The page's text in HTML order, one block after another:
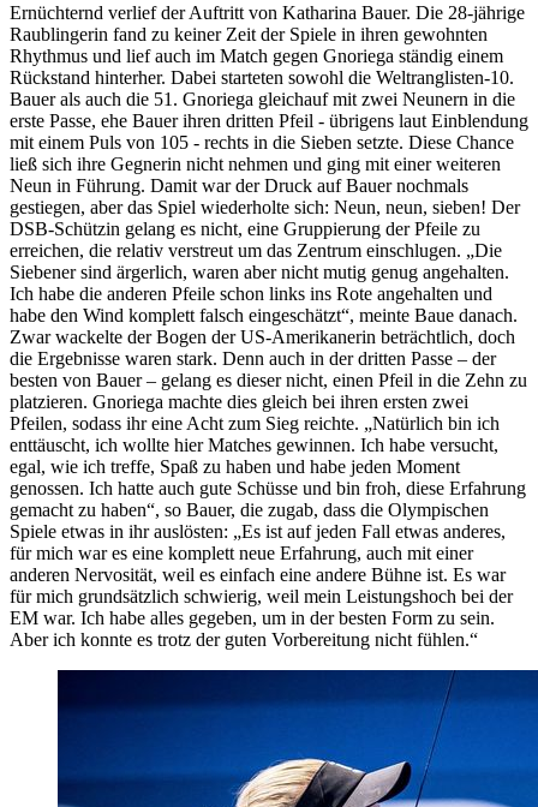
Ernüchternd verlief der Auftritt von Katharina Bauer. Die 28-jährige
Raublingerin fand zu keiner Zeit der Spiele in ihren gewohnten
Rhythmus und lief auch im Match gegen Gnoriega ständig einem
Rückstand hinterher. Dabei starteten sowohl die Weltranglisten-10.
Bauer als auch die 51. Gnoriega gleichauf mit zwei Neunern in die
erste Passe, ehe Bauer ihren dritten Pfeil - übrigens laut Einblendung
mit einem Puls von 105 - rechts in die Sieben setzte. Diese Chance
ließ sich ihre Gegnerin nicht nehmen und ging mit einer weiteren
Neun in Führung. Damit war der Druck auf Bauer nochmals
gestiegen, aber das Spiel wiederholte sich: Neun, neun, sieben! Der
DSB-Schützin gelang es nicht, eine Gruppierung der Pfeile zu
erreichen, die relativ verstreut um das Zentrum einschlugen. „Die
Siebener sind ärgerlich, waren aber nicht mutig genug angehalten.
Ich habe die anderen Pfeile schon links ins Rote angehalten und
habe den Wind komplett falsch eingeschätzt“, meinte Baue danach.
Zwar wackelte der Bogen der US-Amerikanerin beträchtlich, doch
die Ergebnisse waren stark. Denn auch in der dritten Passe – der
besten von Bauer – gelang es dieser nicht, einen Pfeil in die Zehn zu
platzieren. Gnoriega machte dies gleich bei ihren ersten zwei
Pfeilen, sodass ihr eine Acht zum Sieg reichte. „Natürlich bin ich
enttäuscht, ich wollte hier Matches gewinnen. Ich habe versucht,
egal, wie ich treffe, Spaß zu haben und habe jeden Moment
genossen. Ich hatte auch gute Schüsse und bin froh, diese Erfahrung
gemacht zu haben“, so Bauer, die zugab, dass die Olympischen
Spiele etwas in ihr auslösten: „Es ist auf jeden Fall etwas anderes,
für mich war es eine komplett neue Erfahrung, auch mit einer
anderen Nervosität, weil es einfach eine andere Bühne ist. Es war
für mich grundsätzlich schwierig, weil mein Leistungshoch bei der
EM war. Ich habe alles gegeben, um in der besten Form zu sein.
Aber ich konnte es trotz der guten Vorbereitung nicht fühlen.“